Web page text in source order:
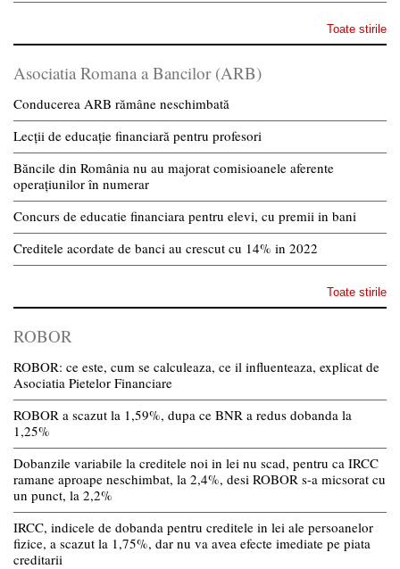
Toate stirile
Asociatia Romana a Bancilor (ARB)
Conducerea ARB rămâne neschimbată
Lecții de educație financiară pentru profesori
Băncile din România nu au majorat comisioanele aferente
operațiunilor în numerar
Concurs de educatie financiara pentru elevi, cu premii in bani
Creditele acordate de banci au crescut cu 14% in 2022
Toate stirile
ROBOR
ROBOR: ce este, cum se calculeaza, ce il influenteaza, explicat de
Asociatia Pietelor Financiare
ROBOR a scazut la 1,59%, dupa ce BNR a redus dobanda la
1,25%
Dobanzile variabile la creditele noi in lei nu scad, pentru ca IRCC
ramane aproape neschimbat, la 2,4%, desi ROBOR s-a micsorat cu
un punct, la 2,2%
IRCC, indicele de dobanda pentru creditele in lei ale persoanelor
fizice, a scazut la 1,75%, dar nu va avea efecte imediate pe piata
creditarii